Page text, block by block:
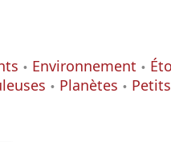
Environnement
Planètes